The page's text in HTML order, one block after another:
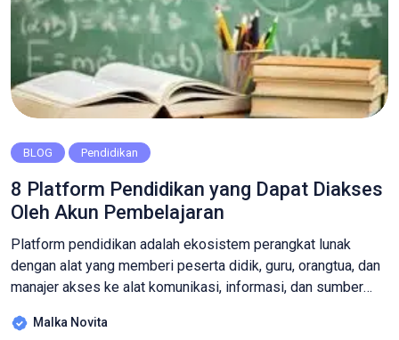
BLOG Pendidikan
8 Platform Pendidikan yang Dapat Diakses
Oleh Akun Pembelajaran
Platform pendidikan adalah ekosistem perangkat lunak
dengan alat yang memberi peserta didik, guru, orangtua, dan
manajer akses ke alat komunikasi, informasi, dan sumber
hanya mempelajari konten, platform ini juga memberi siswa
Malka Novita